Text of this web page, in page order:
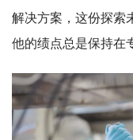
解决方案，这份探索
他的绩点总是保持在